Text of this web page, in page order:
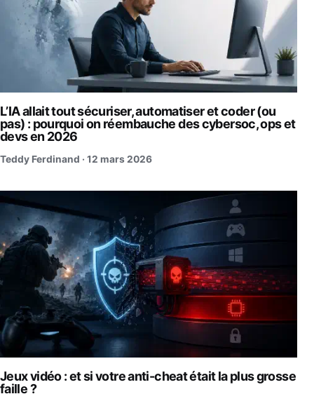
L’IA allait tout sécuriser, automatiser et coder (ou
pas) : pourquoi on réembauche des cybersoc, ops et
devs en 2026
Teddy Ferdinand · 12 mars 2026
Jeux vidéo : et si votre anti-cheat était la plus grosse
faille ?